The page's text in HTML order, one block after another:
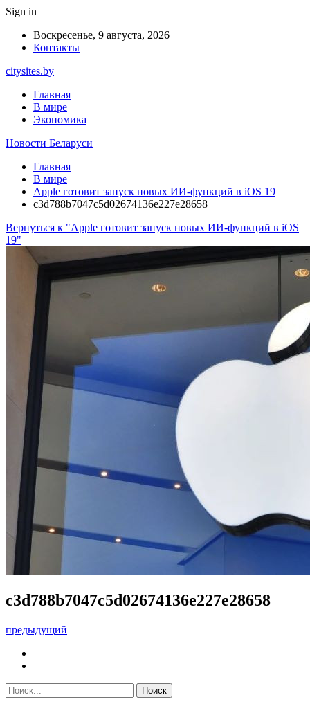
Sign in
Воскресенье, 9 августа, 2026
Контакты
citysites.by
Главная
В мире
Экономика
Новости Беларуси
Главная
В мире
Apple готовит запуск новых ИИ-функций в iOS 19
c3d788b7047c5d02674136e227e28658
Вернуться к "Apple готовит запуск новых ИИ-функций в iOS
19"
c3d788b7047c5d02674136e227e28658
предыдущий